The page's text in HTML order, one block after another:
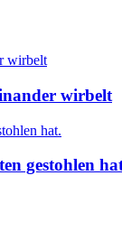
wirbelt
gestohlen